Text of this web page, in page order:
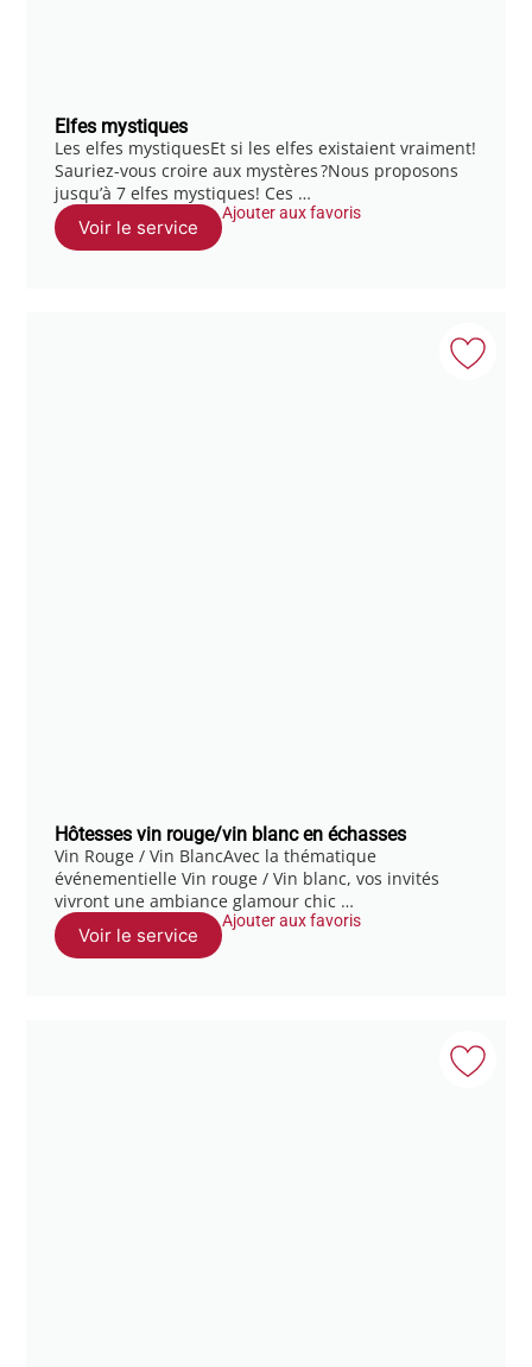
Elfes mystiques
Les elfes mystiquesEt si les elfes existaient vraiment!
Sauriez-vous croire aux mystères ?Nous proposons
jusqu’à 7 elfes mystiques! Ces …
Voir le service
Ajouter aux favoris
Hôtesses vin rouge/vin blanc en échasses
Vin Rouge / Vin BlancAvec la thématique
événementielle Vin rouge / Vin blanc, vos invités
vivront une ambiance glamour chic …
Voir le service
Ajouter aux favoris